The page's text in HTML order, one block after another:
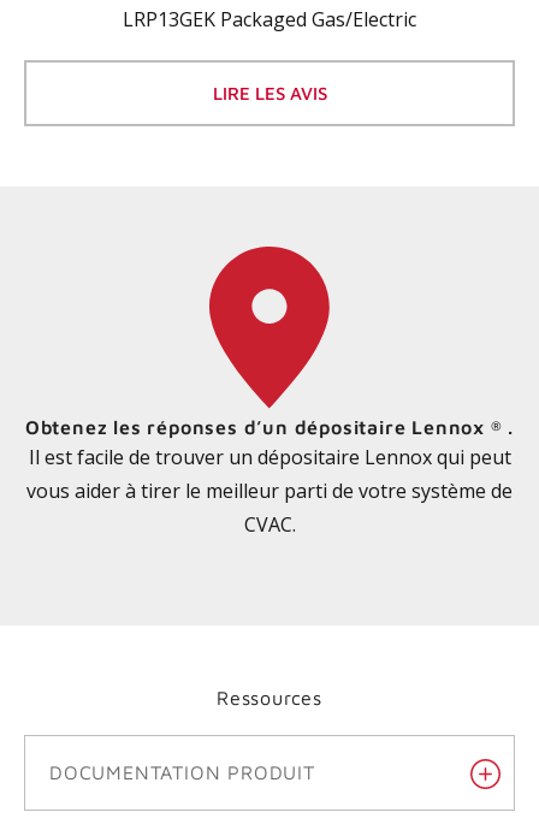
LRP13GEK Packaged Gas/Electric
LIRE LES AVIS
Obtenez les réponses d’un dépositaire Lennox ® .
Il est facile de trouver un dépositaire Lennox qui peut
vous aider à tirer le meilleur parti de votre système de
CVAC.
Ressources
DOCUMENTATION PRODUIT